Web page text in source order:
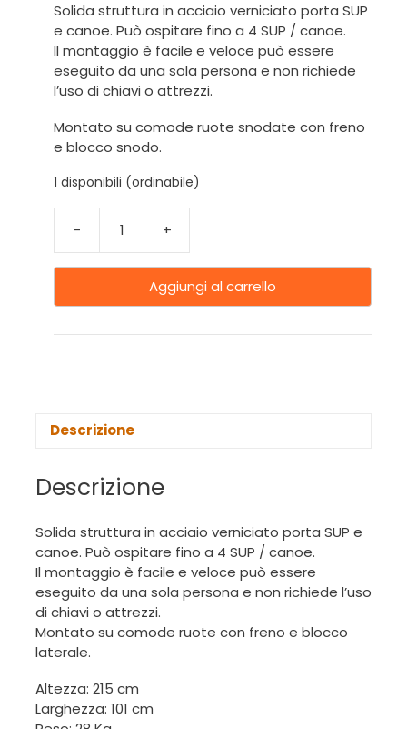
Solida struttura in acciaio verniciato porta SUP
e canoe. Può ospitare fino a 4 SUP / canoe.
Il montaggio è facile e veloce può essere
eseguito da una sola persona e non richiede
l’uso di chiavi o attrezzi.
Montato su comode ruote snodate con freno
e blocco snodo.
1 disponibili (ordinabile)
- +
Aggiungi al carrello
Descrizione
Descrizione
Solida struttura in acciaio verniciato porta SUP e
canoe. Può ospitare fino a 4 SUP / canoe.
Il montaggio è facile e veloce può essere
eseguito da una sola persona e non richiede l’uso
di chiavi o attrezzi.
Montato su comode ruote con freno e blocco
laterale.
Altezza: 215 cm
Larghezza: 101 cm